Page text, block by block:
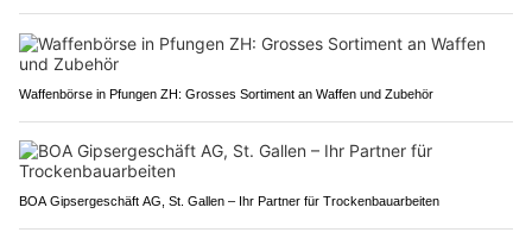
Waffenbörse in Pfungen ZH: Grosses Sortiment an Waffen und Zubehör
BOA Gipsergeschäft AG, St. Gallen – Ihr Partner für Trockenbauarbeiten